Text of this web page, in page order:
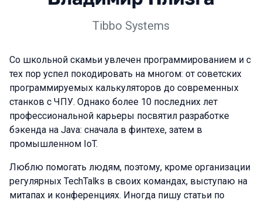
Tibbo Systems
Со школьной скамьи увлечен программированием и с
тех пор успел покодировать на многом: от советских
программируемых калькуляторов до современных
станков с ЧПУ. Однако более 10 последних лет
профессиональной карьеры посвятил разработке
бэкенда на Java: сначала в финтехе, затем в
промышленном IoT.
Люблю помогать людям, поэтому, кроме организации
регулярных TechTalks в своих командах, выступаю на
митапах и конференциях. Иногда пишу статьи по